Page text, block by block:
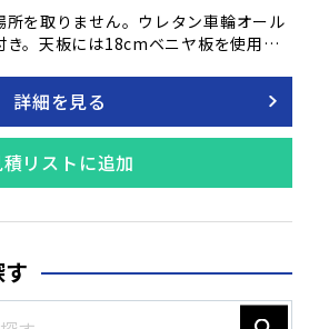
を取りません。ウレタン車輪オール
き。天板には18cmベニヤ板を使用し
詳細を見る
積リストに追加